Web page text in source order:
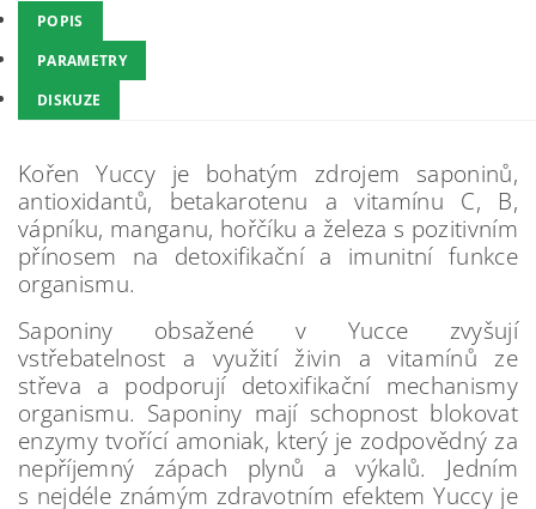
POPIS
PARAMETRY
DISKUZE
Kořen Yuccy je bohatým zdrojem saponinů,
antioxidantů, betakarotenu a vitamínu C, B,
vápníku, manganu, hořčíku a železa s pozitivním
přínosem na detoxifikační a imunitní funkce
organismu.
Saponiny obsažené v Yucce zvyšují
vstřebatelnost a využití živin a vitamínů ze
střeva a podporují detoxifikační mechanismy
organismu. Saponiny mají schopnost blokovat
enzymy tvořící amoniak, který je zodpovědný za
nepříjemný zápach plynů a výkalů. Jedním
s nejdéle známým zdravotním efektem Yuccy je